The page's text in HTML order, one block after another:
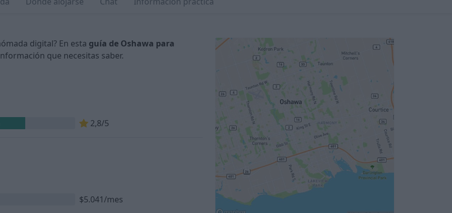
digital? En esta guía de Oshawa para
que necesitas saber.
2,8/5
$5.041/mes